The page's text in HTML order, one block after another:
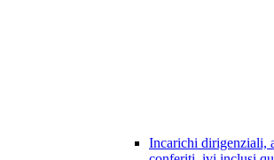
Incarichi dirigenziali,